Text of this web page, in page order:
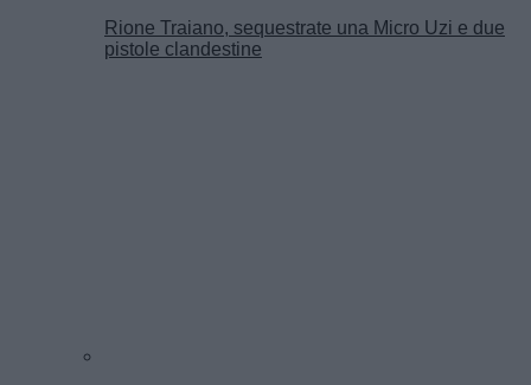
Rione Traiano, sequestrate una Micro Uzi e due
pistole clandestine